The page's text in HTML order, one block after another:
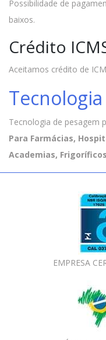
Possibilidade de
baixos.
Crédito
Aceitamos crédito de
Tecnologia de pesagem
Para Farmácias,
Academias,
EMPRESA